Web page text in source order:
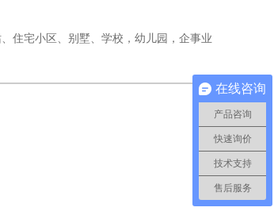
住宅小区、别墅、学校，幼儿园，企事业
在线咨询
产品咨询
快速询价
技术支持
售后服务